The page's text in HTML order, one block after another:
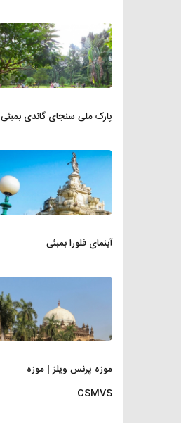
پارک ملی سنجای گاندی بمبئی
آبنمای فلورا بمبئی
موزه پرنس ویلز | موزه
CSMVS